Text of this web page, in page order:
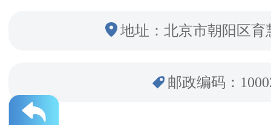
地址：北京市朝阳区育
邮政编码：